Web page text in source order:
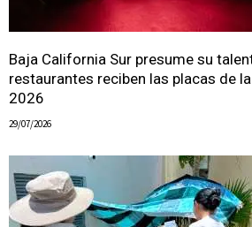
Baja California Sur presume su
restaurantes reciben las placas de la
2026
29/07/2026